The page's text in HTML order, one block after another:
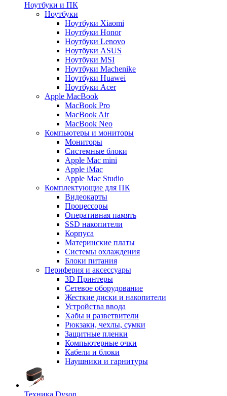
Ноутбуки и ПК
Ноутбуки
Ноутбуки Xiaomi
Ноутбуки Honor
Ноутбуки Lenovo
Ноутбуки ASUS
Ноутбуки MSI
Ноутбуки Machenike
Ноутбуки Huawei
Ноутбуки Acer
Apple MacBook
MacBook Pro
MacBook Air
MacBook Neo
Компьютеры и мониторы
Мониторы
Системные блоки
Apple Mac mini
Apple iMac
Apple Mac Studio
Комплектующие для ПК
Видеокарты
Процессоры
Оперативная память
SSD накопители
Корпуса
Материнские платы
Системы охлаждения
Блоки питания
Периферия и аксессуары
3D Принтеры
Сетевое оборудование
Жесткие диски и накопители
Устройства ввода
Хабы и разветвители
Рюкзаки, чехлы, сумки
Защитные пленки
Компьютерные очки
Кабели и блоки
Наушники и гарнитуры
Техника Dyson